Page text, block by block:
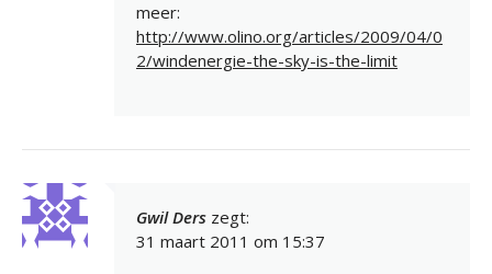
meer:
http://www.olino.org/articles/2009/04/0
2/windenergie-the-sky-is-the-limit
Gwil Ders zegt:
31 maart 2011 om 15:37